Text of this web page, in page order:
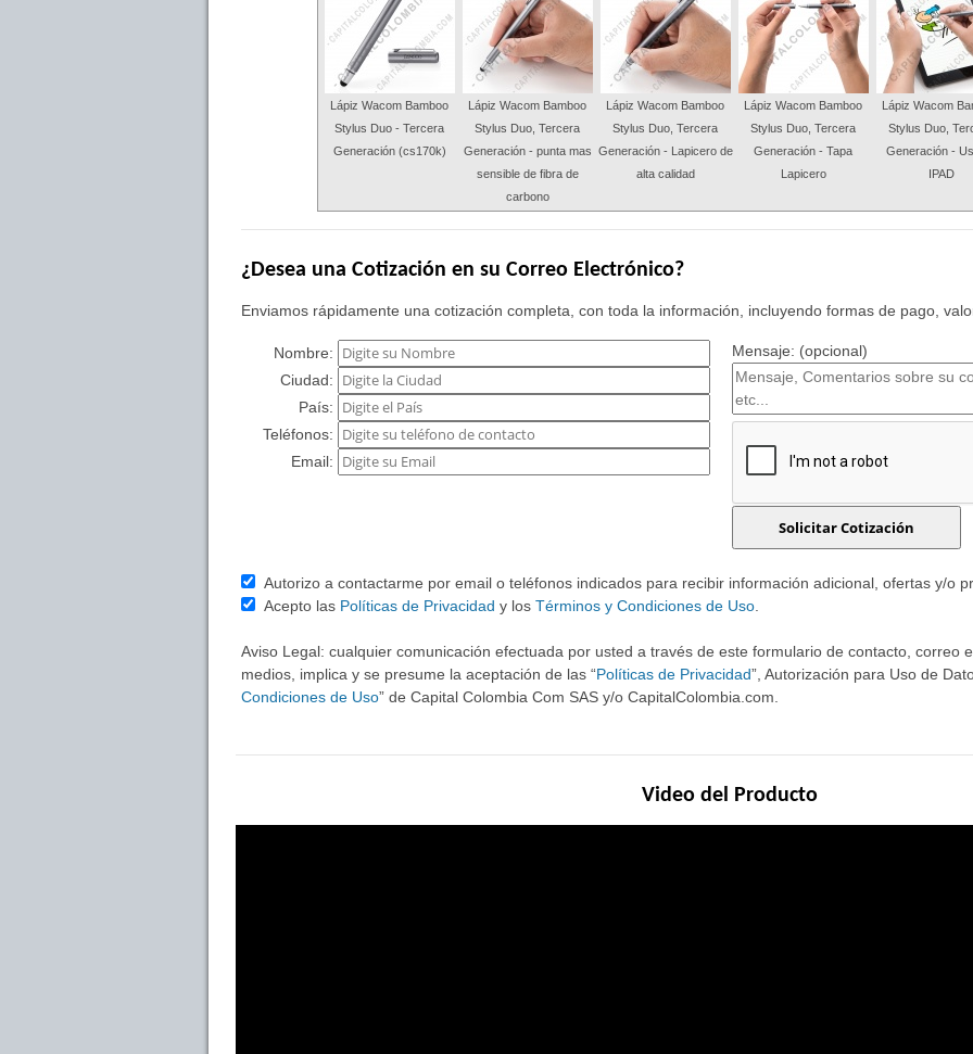
Lápiz Wacom Bamboo
Stylus Duo - Tercera
Generación (cs170k)
Lápiz Wacom Bamboo
Stylus Duo, Tercera
Generación - punta mas
sensible de fibra de
carbono
Lápiz Wacom Bamboo
Stylus Duo, Tercera
Generación - Lapicero de
alta calidad
Lápiz Wacom Bamboo
Stylus Duo, Tercera
Generación - Tapa
Lapicero
Lápiz Wacom
Stylus Duo,
Generación -
IPAD
¿Desea una Cotización en su Correo Electrónico?
Enviamos rápidamente una cotización completa, con toda la información, incluyendo formas de pago,
Nombre:
Ciudad:
País:
Teléfonos:
Email:
Mensaje: (opcional)
Autorizo a contactarme por email o teléfonos indicados para recibir información adicional, ofertas y/o
Acepto las Políticas de Privacidad y los Términos y Condiciones de Uso
Aviso Legal: cualquier comunicación efectuada por usted a través de este formulario de contacto, correo
medios, implica y se presume la aceptación de las “Políticas de Privacidad”, Autorización para Uso de
Condiciones de Uso” de Capital Colombia Com SAS y/o CapitalColombia.com.
Video del Producto